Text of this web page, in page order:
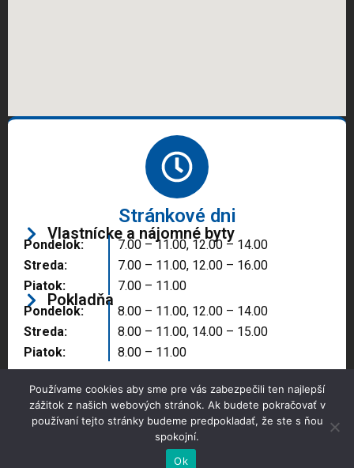
Stránkové dni
Vlastnícke a nájomné byty
Pondelok:
Streda:
Piatok:
7.00 – 11.00, 12.00 – 14.00
7.00 – 11.00, 12.00 – 16.00
7.00 – 11.00
Pokladňa
Pondelok:
Streda:
Piatok:
8.00 – 11.00, 12.00 – 14.00
8.00 – 11.00, 14.00 – 15.00
8.00 – 11.00
Copyright © 2025 Správa majetku mesta, n.o.,
Partizánske
Používame cookies aby sme pre vás zabezpečili ten najlepší
zážitok z našich webových stránok. Ak budete pokračovať v
používaní tejto stránky budeme predpokladať, že ste s ňou
spokojní.
Ok